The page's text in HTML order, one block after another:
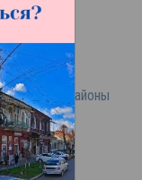
#Горные районы